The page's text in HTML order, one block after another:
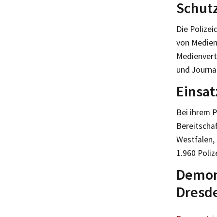
Die
von
und
Bei ihrem
1.960